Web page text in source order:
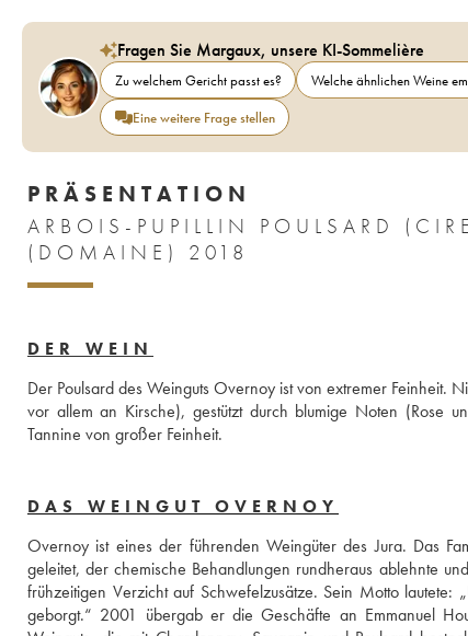
Fragen Sie Margaux, unsere KI-Sommelière
Zu welchem Gericht passt es? Welche ähnlichen Weine
Eine weitere Frage stellen
PRÄSENTATION
ARBOIS-PUPILLIN POULSARD
(DOMAINE) 2018
DER WEIN
Der Poulsard des Weinguts Overnoy ist von extremer Feinheit.
vor allem an Kirsche), gestützt durch blumige Noten (Rose
Tannine von großer Feinheit.
DAS WEINGUT OVERNOY
Overnoy ist eines der führenden Weingüter des Jura. Das
geleitet, der chemische Behandlungen rundheraus ablehnte
frühzeitigen Verzicht auf Schwefelzusätze. Sein Motto
geborgt.“ 2001 übergab er die Geschäfte an Emmanuel